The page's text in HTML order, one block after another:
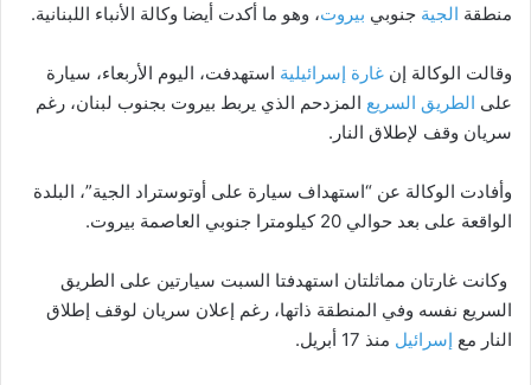
منطقة الجية جنوبي بيروت، وهو ما أكدت أيضا وكالة الأنباء اللبنانية.
وقالت الوكالة إن غارة إسرائيلية استهدفت، اليوم الأربعاء، سيارة
على الطريق السريع المزدحم الذي يربط بيروت بجنوب لبنان، رغم
سريان وقف لإطلاق النار.
وأفادت الوكالة عن “استهداف سيارة على أوتوستراد الجية”، البلدة
الواقعة على بعد حوالي 20 كيلومترا جنوبي العاصمة بيروت.
وكانت غارتان مماثلتان استهدفتا السبت سيارتين على الطريق
السريع نفسه وفي المنطقة ذاتها، رغم إعلان سريان لوقف إطلاق
النار مع إسرائيل منذ 17 أبريل.